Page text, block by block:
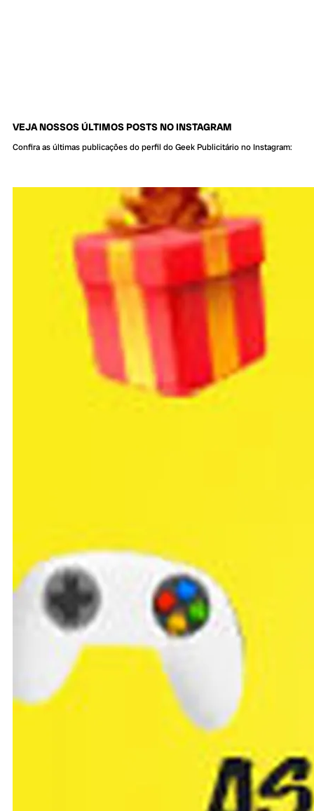
VEJA NOSSOS ÚLTIMOS POSTS NO INSTAGRAM
Confira as últimas publicações do perfil do Geek Publicitário no Instagram: